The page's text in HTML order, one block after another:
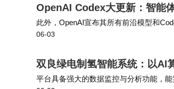
OpenAI Codex大更新：智能
此外，OpenAI宣布其所有前沿模型和
ock上直接调用OpenAI模型，二是通过
06-03
双良绿电制氢智能系统：以AI
平台具备强大的数据监控与分析功能，